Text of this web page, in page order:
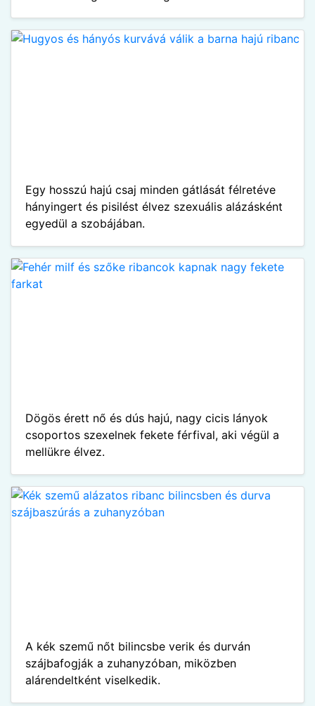
Egy hosszú hajú csaj minden gátlását félretéve
hányingert és pisilést élvez szexuális alázásként
egyedül a szobájában.
Dögös érett nő és dús hajú, nagy cicis lányok
csoportos szexelnek fekete férfival, aki végül a
mellükre élvez.
A kék szemű nőt bilincsbe verik és durván
szájbafogják a zuhanyzóban, miközben
alárendeltként viselkedik.